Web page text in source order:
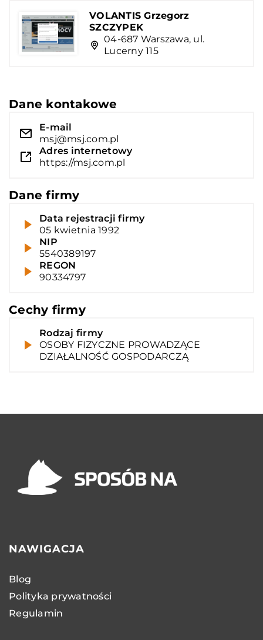
VOLANTIS Grzegorz
SZCZYPEK
04-687 Warszawa, ul.
Lucerny 115
Dane kontakowe
E-mail
msj@msj.com.pl
Adres internetowy
https://msj.com.pl
Dane firmy
Data rejestracji firmy
05 kwietnia 1992
NIP
5540389197
REGON
90334797
Cechy firmy
Rodzaj firmy
OSOBY FIZYCZNE PROWADZĄCE
DZIAŁALNOŚĆ GOSPODARCZĄ
NAWIGACJA
Blog
Polityka prywatności
Regulamin